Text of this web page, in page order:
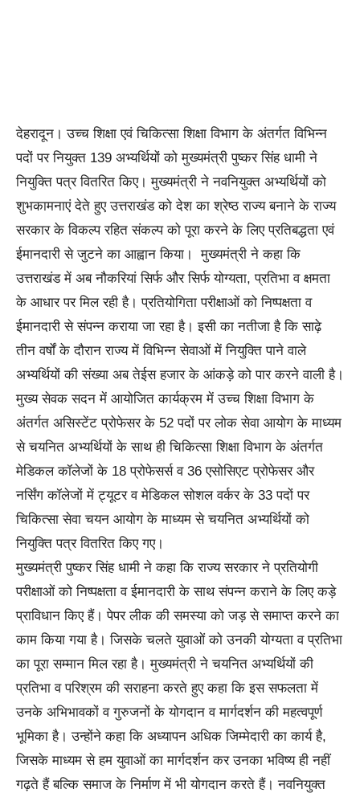
देहरादून। उच्च शिक्षा एवं चिकित्सा शिक्षा विभाग के अंतर्गत विभिन्न
पदों पर नियुक्त 139 अभ्यर्थियों को मुख्यमंत्री पुष्कर सिंह धामी ने
नियुक्ति पत्र वितरित किए। मुख्यमंत्री ने नवनियुक्त अभ्यर्थियों को
शुभकामनाएं देते हुए उत्तराखंड को देश का श्रेष्ठ राज्य बनाने के राज्य
सरकार के विकल्प रहित संकल्प को पूरा करने के लिए प्रतिबद्धता एवं
ईमानदारी से जुटने का आह्वान किया। मुख्यमंत्री ने कहा कि
उत्तराखंड में अब नौकरियां सिर्फ और सिर्फ योग्यता, प्रतिभा व क्षमता
के आधार पर मिल रही है। प्रतियोगिता परीक्षाओं को निष्पक्षता व
ईमानदारी से संपन्न कराया जा रहा है। इसी का नतीजा है कि साढ़े
तीन वर्षों के दौरान राज्य में विभिन्न सेवाओं में नियुक्ति पाने वाले
अभ्यर्थियों की संख्या अब तेईस हजार के आंकड़े को पार करने वाली है।
मुख्य सेवक सदन में आयोजित कार्यक्रम में उच्च शिक्षा विभाग के
अंतर्गत असिस्टेंट प्रोफेसर के 52 पदों पर लोक सेवा आयोग के माध्यम
से चयनित अभ्यर्थियों के साथ ही चिकित्सा शिक्षा विभाग के अंतर्गत
मेडिकल कॉलेजों के 18 प्रोफेसर्स व 36 एसोसिएट प्रोफेसर और
नर्सिंग कॉलेजों में ट्यूटर व मेडिकल सोशल वर्कर के 33 पदों पर
चिकित्सा सेवा चयन आयोग के माध्यम से चयनित अभ्यर्थियों को
नियुक्ति पत्र वितरित किए गए।
मुख्यमंत्री पुष्कर सिंह धामी ने कहा कि राज्य सरकार ने प्रतियोगी
परीक्षाओं को निष्पक्षता व ईमानदारी के साथ संपन्न कराने के लिए कड़े
प्राविधान किए हैं। पेपर लीक की समस्या को जड़ से समाप्त करने का
काम किया गया है। जिसके चलते युवाओं को उनकी योग्यता व प्रतिभा
का पूरा सम्मान मिल रहा है। मुख्यमंत्री ने चयनित अभ्यर्थियों की
प्रतिभा व परिश्रम की सराहना करते हुए कहा कि इस सफलता में
उनके अभिभावकों व गुरुजनों के योगदान व मार्गदर्शन की महत्वपूर्ण
भूमिका है। उन्होंने कहा कि अध्यापन अधिक जिम्मेदारी का कार्य है,
जिसके माध्यम से हम युवाओं का मार्गदर्शन कर उनका भविष्य ही नहीं
गढ़ते हैं बल्कि समाज के निर्माण में भी योगदान करते हैं। नवनियुक्त